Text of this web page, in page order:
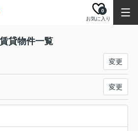
お気に入り
0
貸物件一覧
変更
変更